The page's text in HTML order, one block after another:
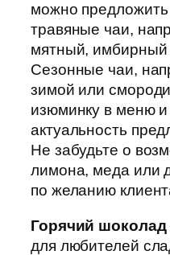
можно
травяные чаи,
мятный, имбирный
Сезонные чаи,
зимой или
изюминку в меню и
актуальность
Не забудьте о
лимона, меда или
по желанию
Горячий шоколад
для любителей